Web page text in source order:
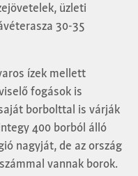
üzleti
30-35
ízek mellett
fogások is
borbolttal is várják
400 borból álló
nagyját, de az ország
vannak borok.